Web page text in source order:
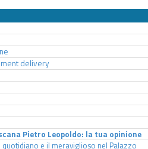
delivery
Pietro Leopoldo: la tua opinione
quotidiano e il meraviglioso nel Palazzo